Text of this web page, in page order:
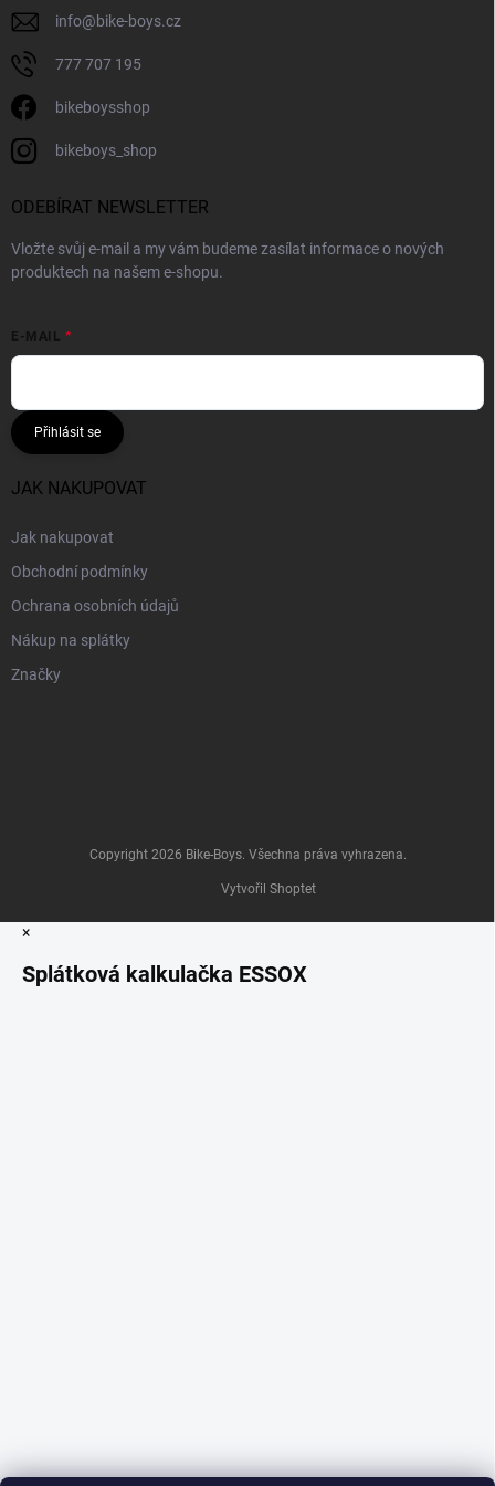
info@bike-boys.cz
777 707 195
bikeboysshop
bikeboys_shop
ODEBÍRAT NEWSLETTER
Vložte svůj e-mail a my vám budeme zasílat informace o nových
produktech na našem e-shopu.
E-MAIL
Přihlásit se
JAK NAKUPOVAT
Jak nakupovat
Obchodní podmínky
Ochrana osobních údajů
Nákup na splátky
Značky
Vytvořil Shoptet
Copyright 2026 Bike-Boys. Všechna práva vyhrazena.
×
Splátková kalkulačka ESSOX